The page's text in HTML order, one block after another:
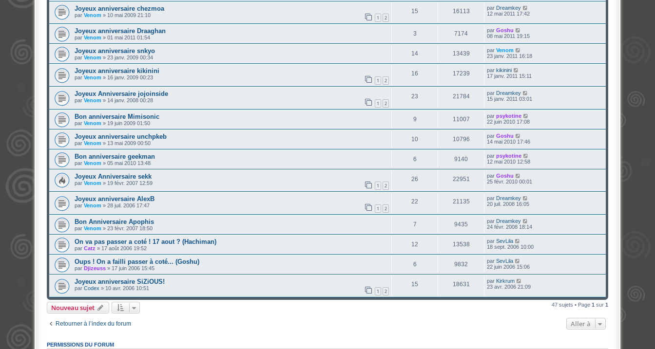
Joyeux anniversaire chezmoa
par Venom » 10 mai 2009 21:10 1 2
15 16113 par Dreamkey
12 mai 2011 17:42
Joyeux anniversaire Draaghan
par Venom » 01 mai 2011 01:54
3 7174 par Goshu
08 mai 2011 19:15
Joyeux anniversaire snkyo
par Venom » 23 janv. 2009 00:34
14 13439 par Venom
23 janv. 2011 16:18
Joyeux anniversaire kikinini
par Venom » 16 janv. 2009 00:23 1 2
16 17239 par kikinini
17 janv. 2011 15:11
Joyeux Anniversaire jojoinside
par Venom » 14 janv. 2008 00:28 1 2
23 21784 par Dreamkey
15 janv. 2011 03:01
Bon anniversaire Mimisonic
par Venom » 19 juin 2009 01:50
9 11007 par psykotine
22 juin 2010 17:08
Joyeux anniversaire unchpkeb
par Venom » 13 mai 2009 00:50
10 10796 par Goshu
14 mai 2010 17:46
Bon anniversaire geekman
par Venom » 05 mai 2010 13:48
6 9140 par psykotine
12 mai 2010 12:58
Joyeux Anniversaire sekk
par Venom » 19 févr. 2007 12:59 1 2
26 22951 par Goshu
25 févr. 2010 00:01
Joyeux anniversaire AlexB
par Venom » 28 juil. 2006 17:47 1 2
22 21135 par Dreamkey
20 juil. 2008 16:05
Bon Anniversaire Apophis
par Venom » 23 févr. 2007 18:50
7 9435 par Dreamkey
24 févr. 2008 18:14
On va pas passer a coté ! 17 aout ? (Hachiman)
par Catz » 17 août 2006 19:52
12 13538 par SevLila
18 sept. 2006 10:00
Oups ! On a failli passer à coté... (Goshu)
par Djizeuss » 17 juin 2006 15:45
6 9832 par SevLila
22 juin 2006 15:06
Joyeux anniversaire SiZiOUS!
par Codex » 10 avr. 2006 10:51 1 2
15 18631 par Kirkrum
23 avr. 2006 21:09
Nouveau sujet 47 sujets • Page 1 sur 1
Retourner à l’index du forum Aller à
PERMISSIONS DU FORUM